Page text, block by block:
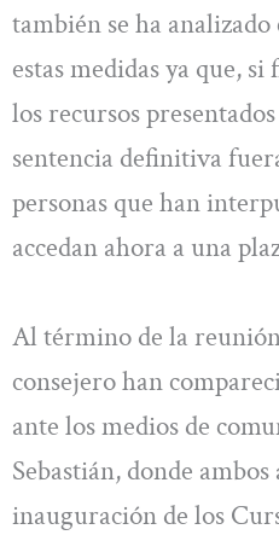
también se ha
estas medidas ya que,
los recursos
sentencia definitiva
personas que han
accedan ahora a una
Al término de la
consejero han
ante los medios de
Sebastián, donde ambos
inauguración de los